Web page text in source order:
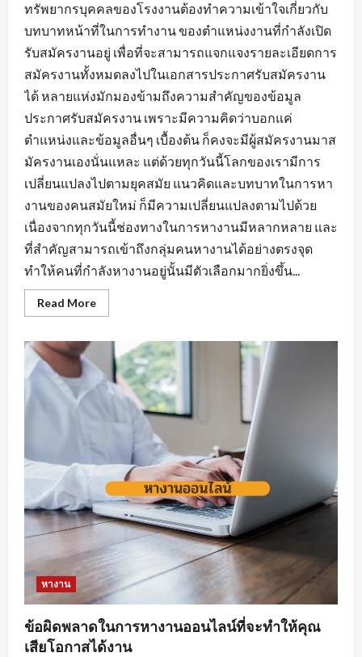
ทรัพยากรบุคคลของโรงงานต้องทำความเข้าใจเกี่ยวกับ
บทบาทหน้าที่ในการทำงาน ของตำแหน่งงานที่กำลังเปิด
รับสมัครงานอยู่ เพื่อที่จะสามารถแจกแจงรายละเอียดการ
สมัครงานทั้งหมดลงไปในเอกสารประกาศรับสมัครงาน
ได้ หลายแห่งมักมองข้ามถึงความสำคัญของข้อมูล
ประกาศรับสมัครงาน เพราะมีความคิดว่าบอกแค่
ตำแหน่งและข้อมูลอื่นๆ เบื้องต้น ก็คงจะมีผู้สมัครงานมาส
มัครงานเองนั่นแหละ แต่ด้วยทุกวันนี้โลกของเรามีการ
เปลี่ยนแปลงไปตามยุคสมัย แนวคิดและบทบาทในการหา
งานของคนสมัยใหม่ ก็มีความเปลี่ยนแปลงตามไปด้วย
เนื่องจากทุกวันนี้ช่องทางในการหางานมีหลากหลาย และ
ที่สำคัญสามารถเข้าถึงกลุ่มคนหางานได้อย่างตรงจุด
ทำให้คนที่กำลังหางานอยู่นั้นมีตัวเลือกมากยิ่งขึ้น...
Read MoreRead
more
เหล็ก
ของ
การ
หา
งาน
อุตสาหกรรม
หนองแค
ต้อง
มี
หางาน
ข้อผิดพลาดในการหางานออนไลน์ที่จะทำให้คุณ
เสียโอกาสได้งาน